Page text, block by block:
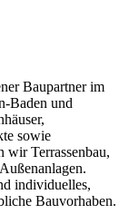
Baupartner im
Baden und
sowie
wir Terrassenbau,
individuelles,
Bauvorhaben.